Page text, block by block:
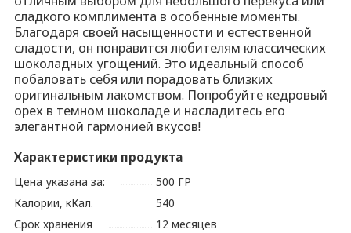
сладкого комплимента в особенные моменты.
Благодаря своей насыщенности и естественной
сладости, он понравится любителям классических
шоколадных угощений. Это идеальный способ
побаловать себя или порадовать близких
оригинальным лакомством. Попробуйте кедровый
орех в темном шоколаде и насладитесь его
элегантной гармонией вкусов!
Характеристики продукта
Цена указана за:
500 ГР
Калории, кКал.
540
Срок хранения
12 месяцев